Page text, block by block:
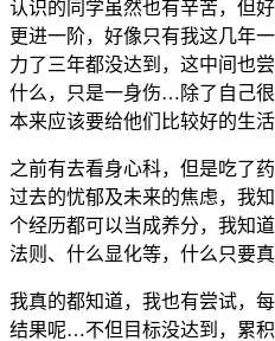
认识的同学虽然也有辛苦，但
更进一阶，好像只有我这几年
力了三年都没达到，这中间也
什么，只是一身伤…除了自己很
本来应该要给他们比较好的生
之前有去看身心科，但是吃了
过去的忧郁及未来的焦虑，我
个经历都可以当成养分，我知
法则、什么显化等，什么只要
我真的都知道，我也有尝试，
结果呢…不但目标没达到，累